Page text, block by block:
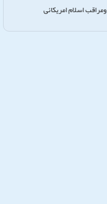
ومراقب اسلام امریکائی